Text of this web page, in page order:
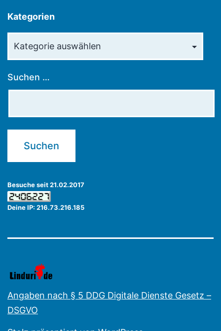
Kategorien
Suchen …
Besuche seit 21.02.2017
Deine IP: 216.73.216.185
Angaben nach § 5 DDG Digitale Dienste Gesetz –
DSGVO